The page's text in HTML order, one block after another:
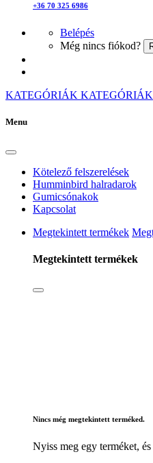
+36 70 325 6986
Belépés
Még nincs fiókod?
KATEGÓRIÁK KATEGÓRIÁK
Menu
Kötelező felszerelések
Humminbird halradarok
Gumicsónakok
Kapcsolat
Megtekintett termékek
Megtekintett termékek
Nincs még megtekintett terméked.
Nyiss meg egy terméket,